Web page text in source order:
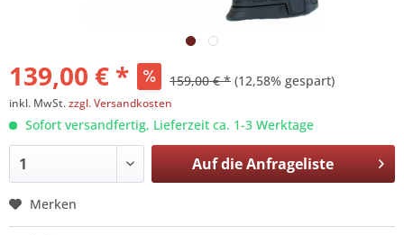
139,00 € * 159,00 € * (12,58% gespart)
inkl. MwSt.zzgl. Versandkosten
Sofort versandfertig, Lieferzeit ca. 1-3 Werktage
Auf dieAnfrageliste
Merken